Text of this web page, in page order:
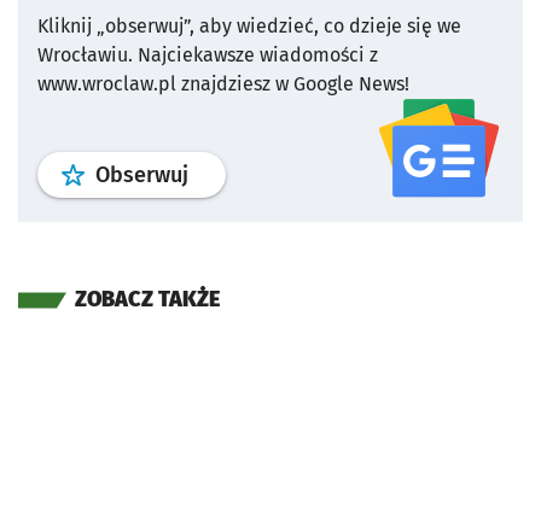
Kliknij „obserwuj”, aby wiedzieć, co dzieje się we
Wrocławiu. Najciekawsze wiadomości z
www.wroclaw.pl znajdziesz w Google News!
Obserwuj profil serwisu
ZOBACZ TAKŻE